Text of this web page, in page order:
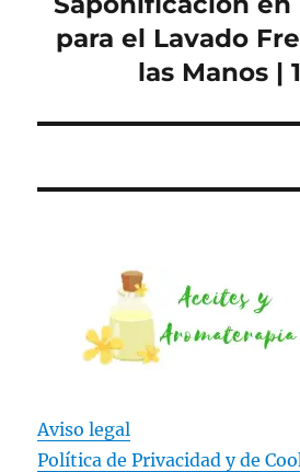
para el Lavado
las Manos |
Aviso legal
Política de Privacidad yde